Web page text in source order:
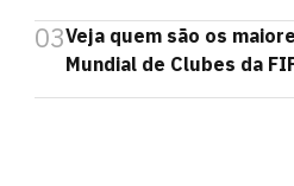
03Veja quem são os
Mundial de Clubes da